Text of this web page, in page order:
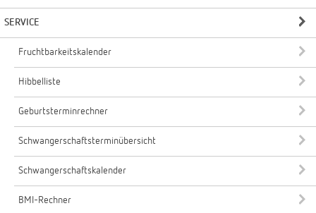
SERVICE
Fruchtbarkeitskalender
Hibbelliste
Geburtsterminrechner
Schwangerschaftsterminübersicht
Schwangerschaftskalender
BMI-Rechner